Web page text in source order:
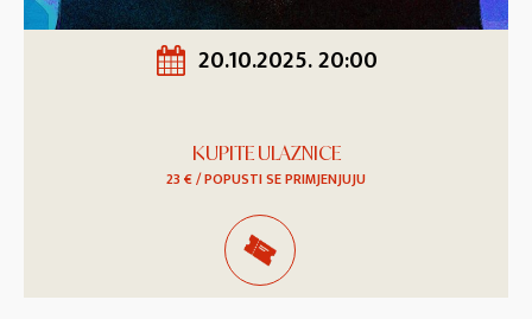
20.10.2025. 20:00
KUPITE ULAZNICE
23 € / POPUSTI SE PRIMJENJUJU